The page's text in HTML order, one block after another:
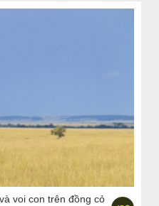
voi con trên đồng cỏ